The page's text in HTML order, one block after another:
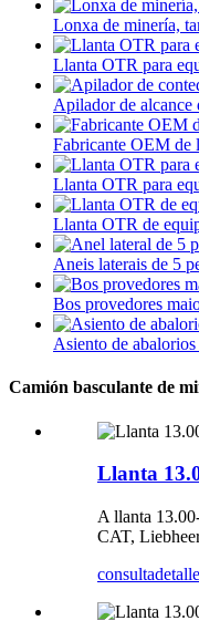
Lonxa de minería,
Llanta OTR para
Apilador de alcance
Fabricante OEM de
Llanta OTR para
Llanta OTR de
Aneis laterais de 5
Bos provedores
Asiento de
Camión basculante de
Llanta
A llanta
CAT,
consultadetalle